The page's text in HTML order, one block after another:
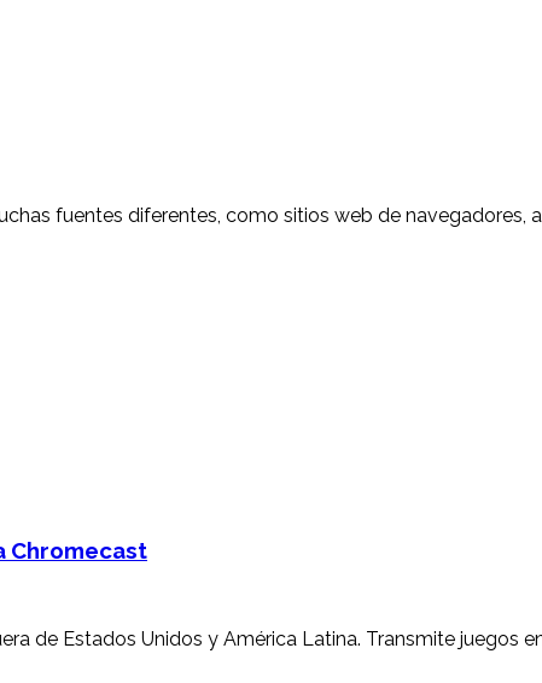
fuentes diferentes, como sitios web de navegadores,
Chromecast
de Estados Unidos y América Latina. Transmite juegos